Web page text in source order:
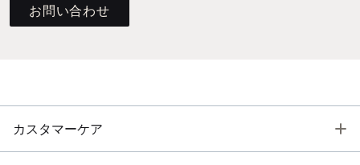
お問い合わせ
カスタマーケア